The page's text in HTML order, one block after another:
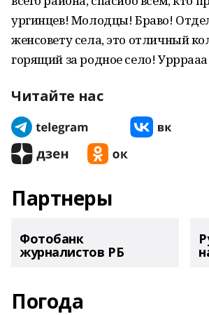
ургинцев! Молодцы! Браво!
женсовету села, это отличный
горящий за родное село!
Читайте нас
Партнеры
Фотобанк
журналистов РБ
Погода